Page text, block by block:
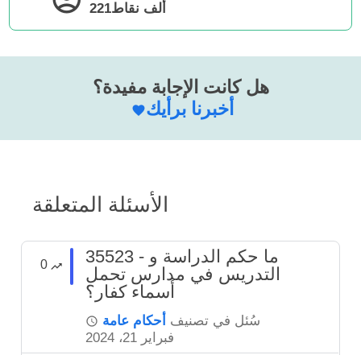
221ألف نقاط
هل كانت الإجابة مفيدة؟
أخبرنا برأيك
الأسئلة المتعلقة
0
35523 - ما حكم الدراسة و
التدريس في مدارس تحمل
أسماء كفار؟
سُئل في تصنيف
أحكام عامة
فبراير 21، 2024